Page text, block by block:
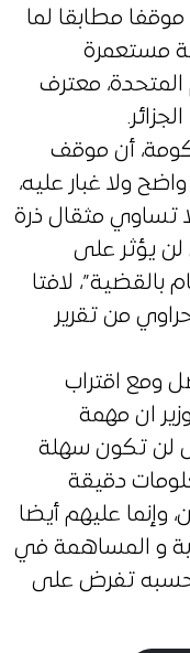
موقفا مطابقا لما
مستعمرة
معترف
أن موقف
ولا غبار عليه،
تساوي مثقال ذرة
لن يؤثر على
لافتا
من تقرير
ومع اقتراب
ان مهمة
لن تكون سهلة
دقيقة
عليهم أيضا
و المساهمة في
حسبه تفرض على